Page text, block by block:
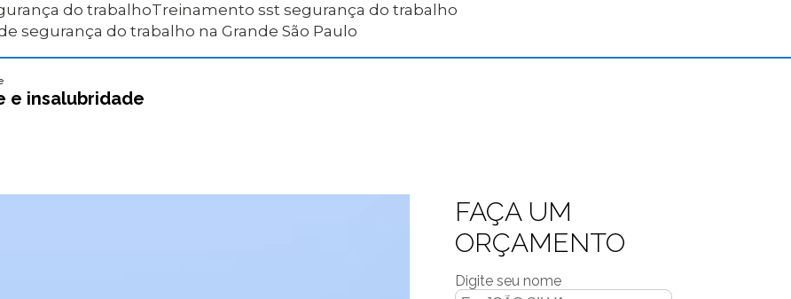
do trabalho
Treinamento sst segurança do trabalho
segurança do trabalho na Grande São Paulo
e insalubridade
FAÇA UM
ORÇAMENTO
Digite seu nome